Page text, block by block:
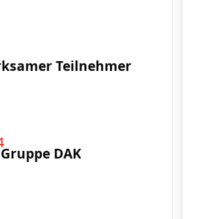
Teilnehmer
Gruppe DAK